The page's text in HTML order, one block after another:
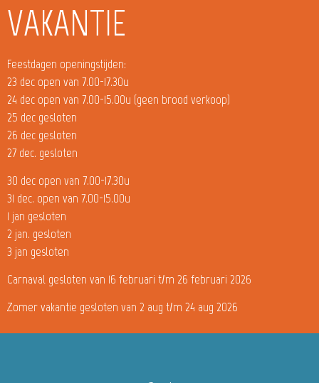
VAKANTIE
Feestdagen openingstijden:
23 dec open van 7.00-17.30u
24 dec open van 7.00-15.00u (geen brood verkoop)
25 dec gesloten
26 dec gesloten
27 dec. gesloten
30 dec open van 7.00-17.30u
31 dec. open van 7.00-15.00u
1 jan gesloten
2 jan. gesloten
3 jan gesloten
Carnaval gesloten van 16 februari t/m 26 februari 2026
Zomer vakantie gesloten van 2 aug t/m 24 aug 2026